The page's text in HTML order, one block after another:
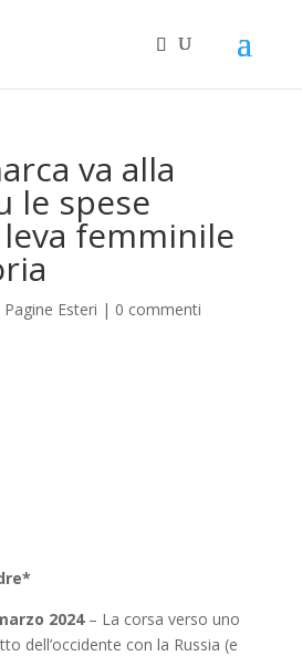
va alla
le spese
femminile
Pagine Esteri | 0 commenti
2024– La corsa verso uno
dell’occidente con la Russia (e